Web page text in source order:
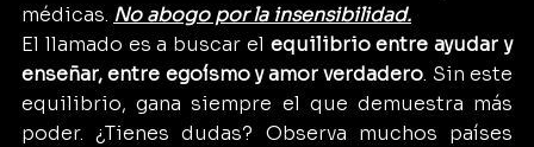
médicas. No abogo por la insensibilidad.
El llamado es a buscar el equilibrio entre ayudar y
enseñar, entre egoísmo y amor verdadero. Sin este
equilibrio, gana siempre el que demuestra más
poder. ¿Tienes dudas? Observa muchos países